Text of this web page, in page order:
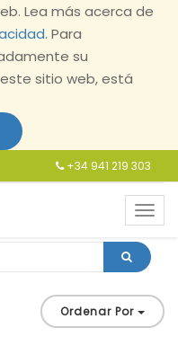
Lea más acerca de
. Para
su
sitio web, está
+34 941 219 303
Ordenar Por